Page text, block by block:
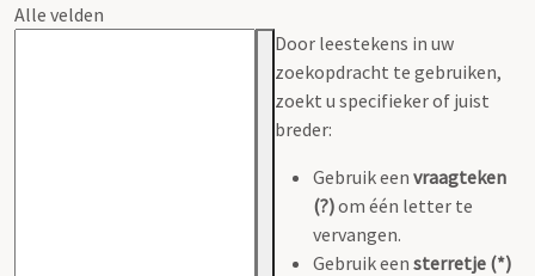
Alle velden
Door leestekens in uw
zoekopdracht te gebruiken,
zoekt u specifieker of juist
breder:
Gebruik een vraagteken
(?)om één letter te
vervangen.
Gebruik een sterretje (*)